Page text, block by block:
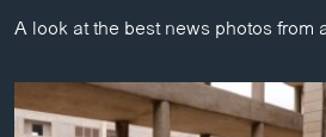
ຄົ້ນໂລກ
ອິດສະຫຼະພາບດ້ານການຂ່າວ
A look at the best news photos from